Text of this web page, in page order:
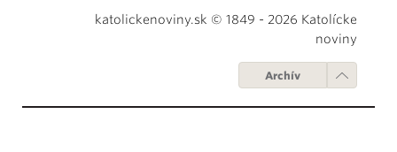
katolickenoviny.sk © 1849 - 2026 Katolícke
noviny
Archív